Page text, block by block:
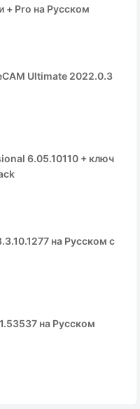
+ Pro на Русском
Ultimate 2022.0.3
6.05.10110 + ключ
на Русском с
на Русском